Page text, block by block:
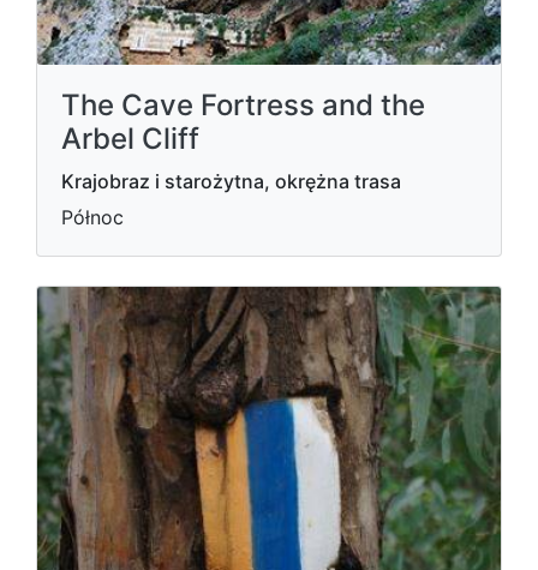
The Cave Fortress and the
Arbel Cliff
Krajobraz i starożytna, okrężna trasa
Północ